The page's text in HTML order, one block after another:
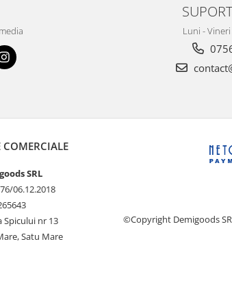
Luni - Vineri
COMERCIALE
SRL
06.12.2018
Spicului nr 13
Satu Mare
©Copyright Demigoods